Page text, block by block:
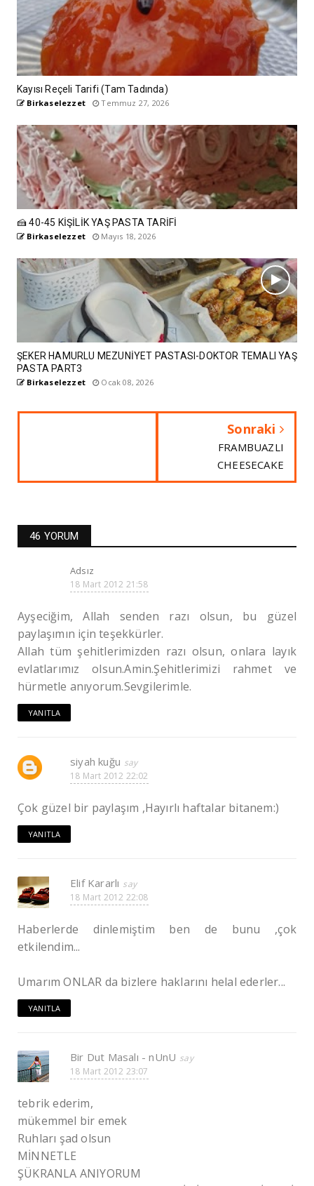
Kayısı Reçeli Tarifi (Tam Tadında)
Birkaselezzet Temmuz 27, 2026
🍰 40-45 KİŞİLİK YAŞ PASTA TARİFİ
Birkaselezzet Mayıs 18, 2026
ŞEKER HAMURLU MEZUNİYET PASTASI-DOKTOR TEMALI YAŞ
PASTA PART3
Birkaselezzet Ocak 08, 2026
Sonraki
FRAMBUAZLI
CHEESECAKE
46 YORUM
Adsız
18 Mart 2012 21:58
Ayşeciğim, Allah senden razı olsun, bu güzel
paylaşımın için teşekkürler.
Allah tüm şehitlerimizden razı olsun, onlara layık
evlatlarımız olsun.Amin.Şehitlerimizi rahmet ve
hürmetle anıyorum.Sevgilerimle.
YANITLA
siyah kuğu
18 Mart 2012 22:02
Çok güzel bir paylaşım ,Hayırlı haftalar bitanem:)
YANITLA
Elif Kararlı
18 Mart 2012 22:08
Haberlerde dinlemiştim ben de bunu ,çok
etkilendim...
Umarım ONLAR da bizlere haklarını helal ederler...
YANITLA
Bir Dut Masalı - nUnU
18 Mart 2012 23:07
tebrik ederim,
mükemmel bir emek
Ruhları şad olsun
MİNNETLE
ŞÜKRANLA ANIYORUM